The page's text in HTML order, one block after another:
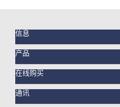
信息
产品
在线购买
通讯